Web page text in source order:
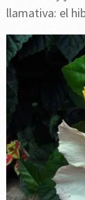
llamativa: el